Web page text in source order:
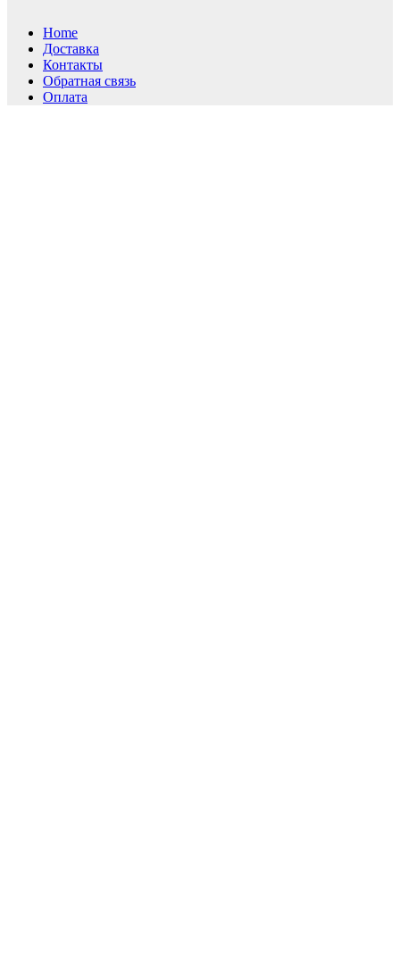
Home
Доставка
Контакты
Обратная связь
Оплата